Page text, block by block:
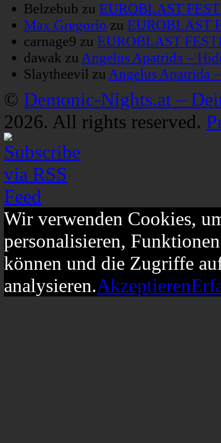
Belzebub zu EUROBLAST
Max Gregorio zu EUROBLAST
carnage9 zu EUROBLAST
dawak zu Angelus Apatrida –
Slaytheevil zu Angelus Apatrida
© Demonic-Nights.at –
2026. All rights reserved.
Wir verwenden Cookies,
personalisieren,
können und die Zugriffe
analysieren.Akzeptieren